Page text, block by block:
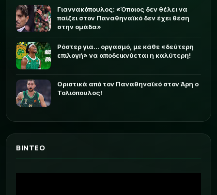
Γιαννακόπουλος: «Όποιος δεν θέλει να
παίζει στον Παναθηναϊκό δεν έχει θέση
στην ομάδα»
Ρόστερ για... οργασμό, με κάθε «δεύτερη
επιλογή» να αποδεικνύεται η καλύτερη!
Οριστικά από τον Παναθηναϊκό στον Άρη ο
Τολιόπουλος!
ΒΙΝΤΕΟ